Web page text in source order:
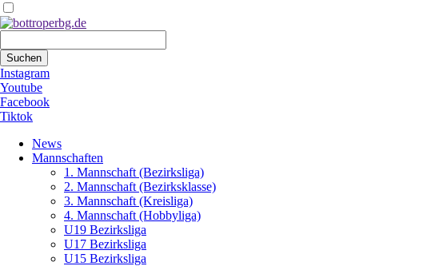
Suchen
Instagram
Youtube
Facebook
Tiktok
überspringen
News
Mannschaften
1. Mannschaft (Bezirksliga)
2. Mannschaft (Bezirksklasse)
3. Mannschaft (Kreisliga)
4. Mannschaft (Hobbyliga)
U19 Bezirksliga
U17 Bezirksliga
U15 Bezirksliga